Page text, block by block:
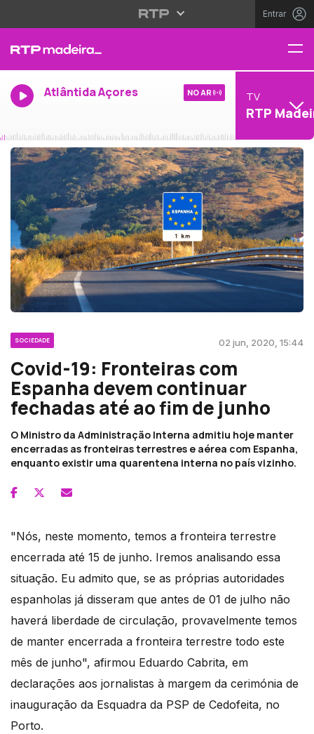
Entrar
Atlântida Açores NO AR TV
RTP
SOCIEDADE 02 jun, 2020, 15:44
Covid-19: Fronteiras com
Espanha devem continuar
fechadas até ao fim de junho
O Ministro da Administração Interna admitiu hoje manter
encerradas as fronteiras terrestres e aérea com Espanha,
enquanto existir uma quarentena interna no país vizinho.
"Nós, neste momento, temos a fronteira terrestre
encerrada até 15 de junho. Iremos analisando essa
situação. Eu admito que, se as próprias autoridades
espanholas já disseram que antes de 01 de julho não
haverá liberdade de circulação, provavelmente temos
de manter encerrada a fronteira terrestre todo este
mês de junho", afirmou Eduardo Cabrita, em
declarações aos jornalistas à margem da cerimónia de
inauguração da Esquadra da PSP de Cedofeita, no
Porto.